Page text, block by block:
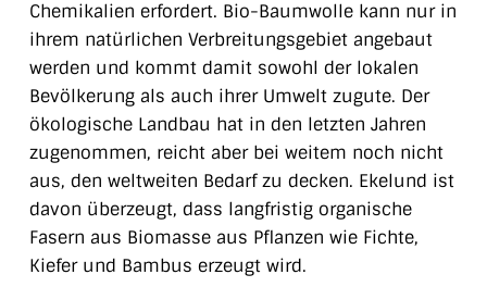
Chemikalien erfordert. Bio-Baumwolle kann nur in
ihrem natürlichen Verbreitungsgebiet angebaut
werden und kommt damit sowohl der lokalen
Bevölkerung als auch ihrer Umwelt zugute. Der
ökologische Landbau hat in den letzten Jahren
zugenommen, reicht aber bei weitem noch nicht
aus, den weltweiten Bedarf zu decken. Ekelund ist
davon überzeugt, dass langfristig organische
Fasern aus Biomasse aus Pflanzen wie Fichte,
Kiefer und Bambus erzeugt wird.